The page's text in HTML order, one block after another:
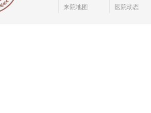
来院地图
医院动态